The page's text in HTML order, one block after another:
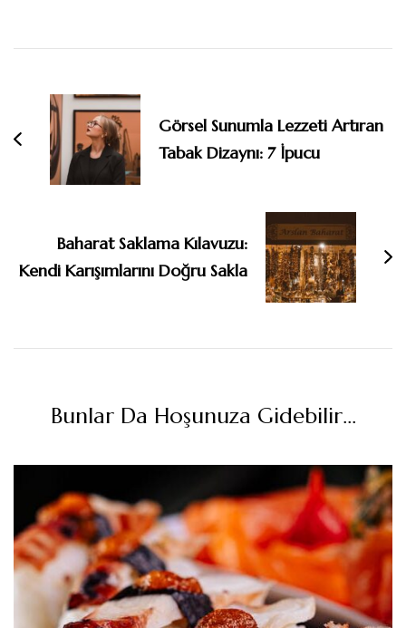
dolaşımı
Görsel Sunumla Lezzeti Artıran
Tabak Dizaynı: 7 İpucu
Baharat Saklama Kılavuzu:
Kendi Karışımlarını Doğru Sakla
Bunlar Da Hoşunuza Gidebilir...